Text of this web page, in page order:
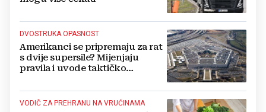
DVOSTRUKA OPASNOST
Amerikanci se pripremaju za rat
s dvije supersile? Mijenjaju
pravila i uvode taktičko
VODIČ ZA PREHRANU NA VRUĆINAMA